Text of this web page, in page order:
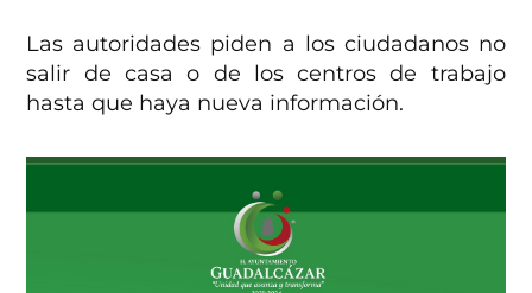
Las autoridades piden a los ciudadanos no
salir de casa o de los centros de trabajo
hasta que haya nueva información.